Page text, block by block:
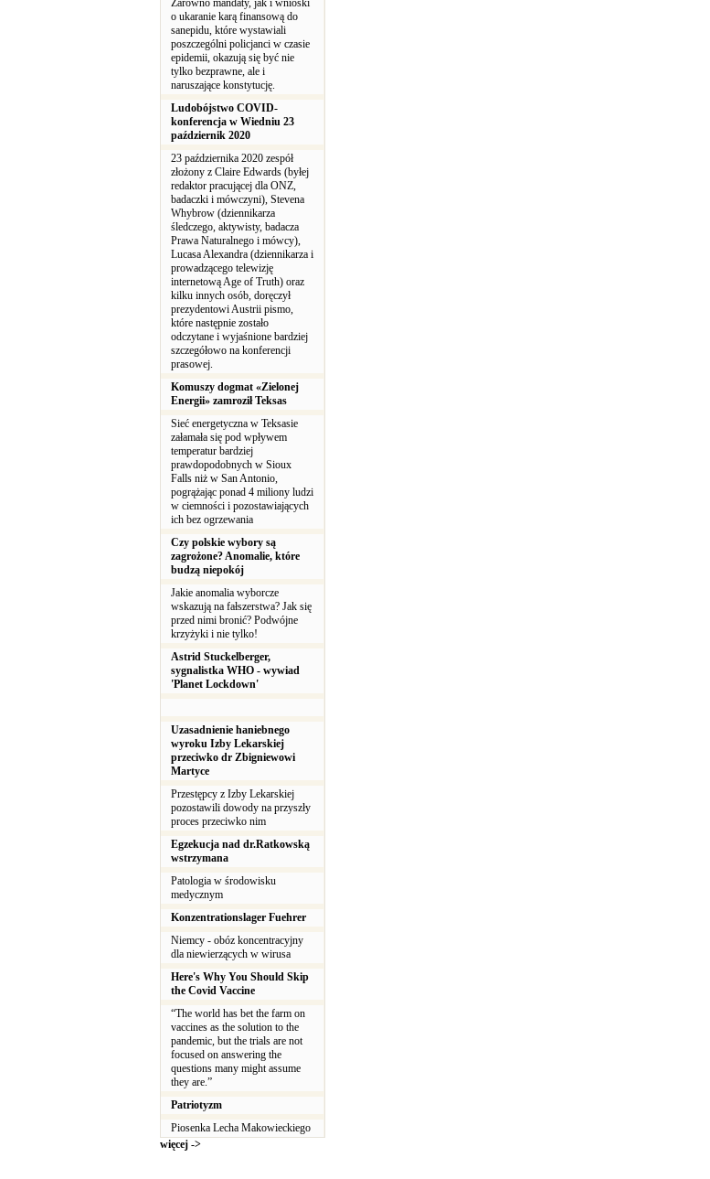
Zarówno mandaty, jak i wnioski
o ukaranie karą finansową do
sanepidu, które wystawiali
poszczególni policjanci w czasie
epidemii, okazują się być nie
tylko bezprawne, ale i
naruszające konstytucję.
Ludobójstwo COVID-
konferencja w Wiedniu 23
październik 2020
23 października 2020 zespół
złożony z Claire Edwards (byłej
redaktor pracującej dla ONZ,
badaczki i mówczyni), Stevena
Whybrow (dziennikarza
śledczego, aktywisty, badacza
Prawa Naturalnego i mówcy),
Lucasa Alexandra (dziennikarza i
prowadzącego telewizję
internetową Age of Truth) oraz
kilku innych osób, doręczył
prezydentowi Austrii pismo,
które następnie zostało
odczytane i wyjaśnione bardziej
szczegółowo na konferencji
prasowej.
Komuszy dogmat «Zielonej
Energii» zamroził Teksas
Sieć energetyczna w Teksasie
załamała się pod wpływem
temperatur bardziej
prawdopodobnych w Sioux
Falls niż w San Antonio,
pogrążając ponad 4 miliony ludzi
w ciemności i pozostawiających
ich bez ogrzewania
Czy polskie wybory są
zagrożone? Anomalie, które
budzą niepokój
Jakie anomalia wyborcze
wskazują na fałszerstwa? Jak się
przed nimi bronić? Podwójne
krzyżyki i nie tylko!
Astrid Stuckelberger,
sygnalistka WHO - wywiad
'Planet Lockdown'
Uzasadnienie haniebnego
wyroku Izby Lekarskiej
przeciwko dr Zbigniewowi
Martyce
Przestępcy z Izby Lekarskiej
pozostawili dowody na przyszły
proces przeciwko nim
Egzekucja nad dr.Ratkowską
wstrzymana
Patologia w środowisku
medycznym
Konzentrationslager Fuehrer
Niemcy - obóz koncentracyjny
dla niewierzących w wirusa
Here's Why You Should Skip
the Covid Vaccine
“The world has bet the farm on
vaccines as the solution to the
pandemic, but the trials are not
focused on answering the
questions many might assume
they are.”
Patriotyzm
Piosenka Lecha Makowieckiego
więcej ->